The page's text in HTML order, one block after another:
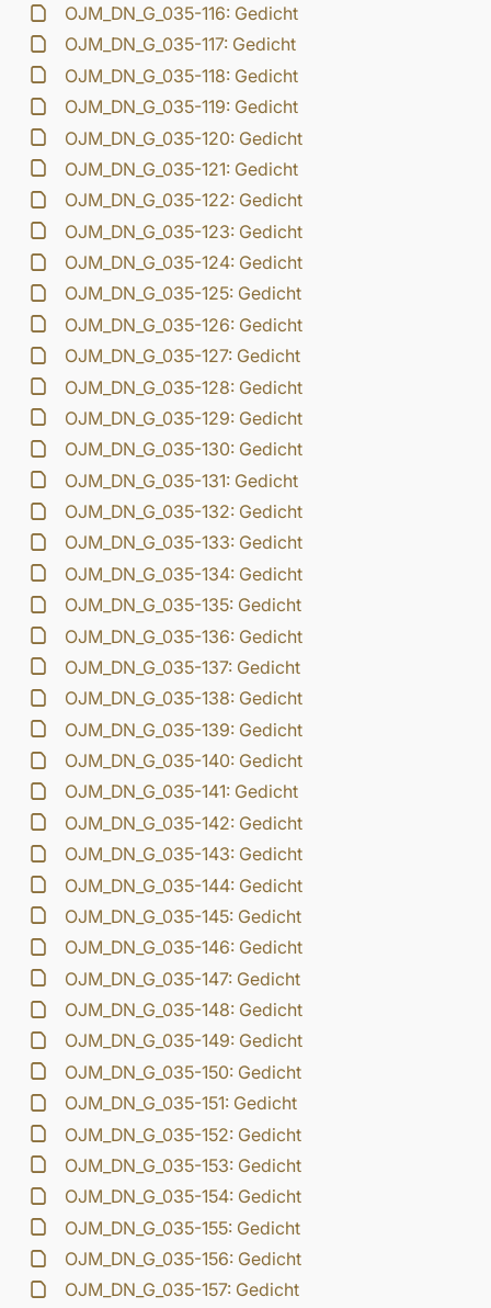
OJM_DN_G_035-116: Gedicht
OJM_DN_G_035-117: Gedicht
OJM_DN_G_035-118: Gedicht
OJM_DN_G_035-119: Gedicht
OJM_DN_G_035-120: Gedicht
OJM_DN_G_035-121: Gedicht
OJM_DN_G_035-122: Gedicht
OJM_DN_G_035-123: Gedicht
OJM_DN_G_035-124: Gedicht
OJM_DN_G_035-125: Gedicht
OJM_DN_G_035-126: Gedicht
OJM_DN_G_035-127: Gedicht
OJM_DN_G_035-128: Gedicht
OJM_DN_G_035-129: Gedicht
OJM_DN_G_035-130: Gedicht
OJM_DN_G_035-131: Gedicht
OJM_DN_G_035-132: Gedicht
OJM_DN_G_035-133: Gedicht
OJM_DN_G_035-134: Gedicht
OJM_DN_G_035-135: Gedicht
OJM_DN_G_035-136: Gedicht
OJM_DN_G_035-137: Gedicht
OJM_DN_G_035-138: Gedicht
OJM_DN_G_035-139: Gedicht
OJM_DN_G_035-140: Gedicht
OJM_DN_G_035-141: Gedicht
OJM_DN_G_035-142: Gedicht
OJM_DN_G_035-143: Gedicht
OJM_DN_G_035-144: Gedicht
OJM_DN_G_035-145: Gedicht
OJM_DN_G_035-146: Gedicht
OJM_DN_G_035-147: Gedicht
OJM_DN_G_035-148: Gedicht
OJM_DN_G_035-149: Gedicht
OJM_DN_G_035-150: Gedicht
OJM_DN_G_035-151: Gedicht
OJM_DN_G_035-152: Gedicht
OJM_DN_G_035-153: Gedicht
OJM_DN_G_035-154: Gedicht
OJM_DN_G_035-155: Gedicht
OJM_DN_G_035-156: Gedicht
OJM_DN_G_035-157: Gedicht